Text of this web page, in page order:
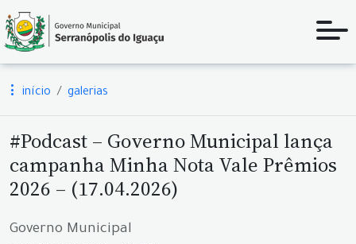
início galerias
#Podcast – Governo Municipal lança
campanha Minha Nota Vale Prêmios
2026 – (17.04.2026)
Governo Municipal